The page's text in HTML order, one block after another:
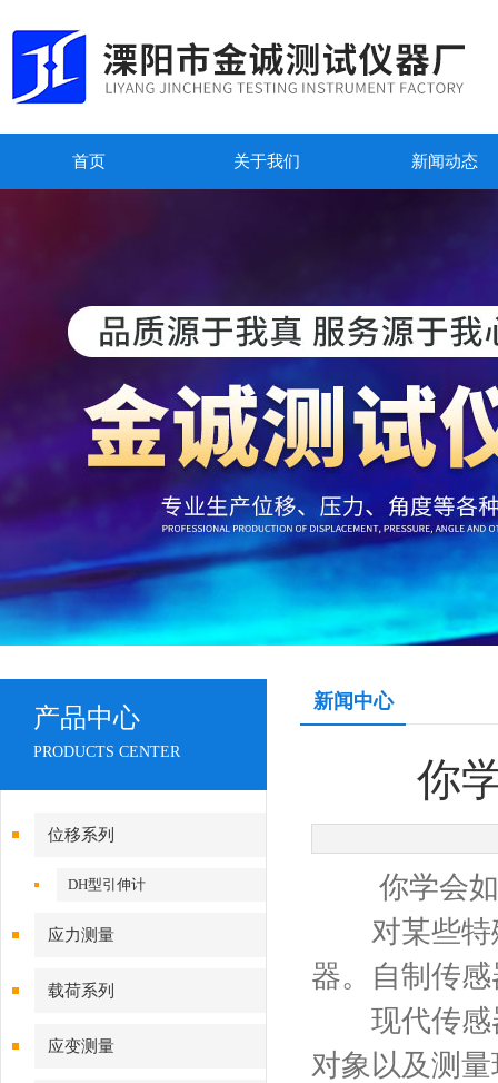
首页 关于我们 新闻动态
产品中心
PRODUCTS CENTER
位移系列
DH型引伸计
应力测量
载荷系列
应变测量
新闻中心
你
你学会如
对某些特殊
器。自制传
现代传感器
对象以及测